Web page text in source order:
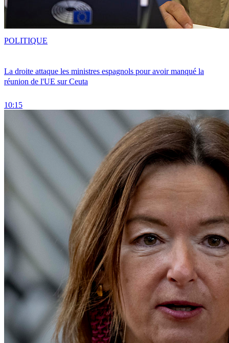
La droite attaque les ministres espagnols pour avoir manqué la
réunion de l'UE sur Ceuta
10:15
POLITIQUE